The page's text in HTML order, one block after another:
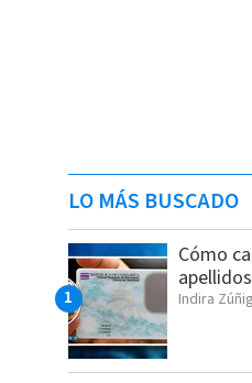
LO MÁS BUSCADO
Cómo
apellidos
Indira